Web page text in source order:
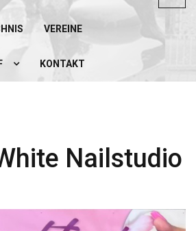
VEREINE
KONTAKT
Nailstudio